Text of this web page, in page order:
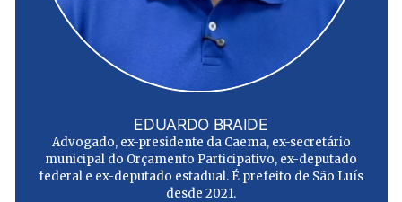
EDUARDO BRAIDE
Advogado, ex-presidente da Caema, ex-secretário
municipal do Orçamento Participativo, ex-deputado
federal e ex-deputado estadual. É prefeito de São Luís
desde 2021.